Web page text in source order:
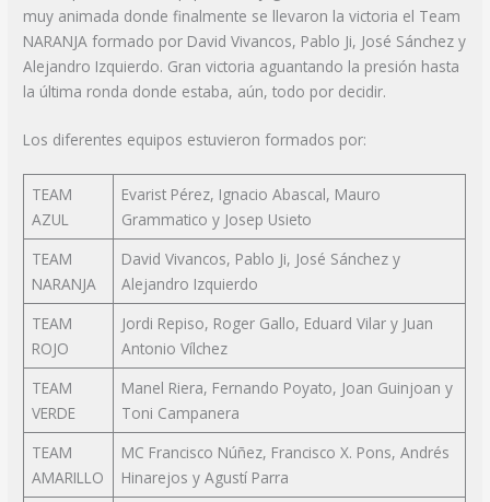
muy animada donde finalmente se llevaron la victoria el Team
NARANJA formado por David Vivancos, Pablo Ji, José Sánchez y
Alejandro Izquierdo. Gran victoria aguantando la presión hasta
la última ronda donde estaba, aún, todo por decidir.
Los diferentes equipos estuvieron formados por:
TEAM
AZUL
Evarist Pérez, Ignacio Abascal, Mauro
Grammatico y Josep Usieto
TEAM
NARANJA
David Vivancos, Pablo Ji, José Sánchez y
Alejandro Izquierdo
TEAM
ROJO
Jordi Repiso, Roger Gallo, Eduard Vilar y Juan
Antonio Vílchez
TEAM
VERDE
Manel Riera, Fernando Poyato, Joan Guinjoan y
Toni Campanera
TEAM
AMARILLO
MC Francisco Núñez, Francisco X. Pons, Andrés
Hinarejos y Agustí Parra